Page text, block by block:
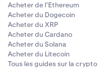
Acheter de l’Ethereum
Acheter du Dogecoin
Acheter du XRP
Acheter du Cardano
Acheter du Solana
Acheter du Litecoin
Tous les guides sur la crypto